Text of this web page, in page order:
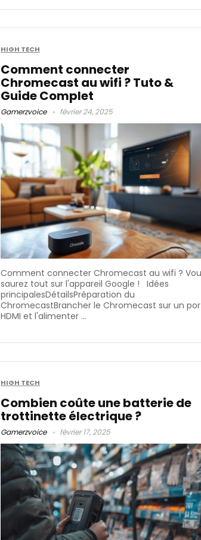
HIGH TECH
Comment connecter
Chromecast au wifi ? Tuto &
Guide Complet
Gamerzvoice février 24, 2025
Comment connecter Chromecast au wifi ?
saurez tout sur l'appareil Google ! Idées
principalesDétailsPréparation du
ChromecastBrancher le Chromecast sur un
HDMI et l'alimenter ...
HIGH TECH
Combien coûte une batterie de
trottinette électrique ?
Gamerzvoice février 17, 2025